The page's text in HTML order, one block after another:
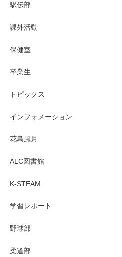
駅伝部
課外活動
保健室
卒業生
トピックス
インフォメーション
花鳥風月
ALC図書館
K-STEAM
学習レポート
野球部
柔道部